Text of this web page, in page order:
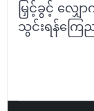
မြှင့်ခွင့် လျှ
သွင်းရန်ကြေ